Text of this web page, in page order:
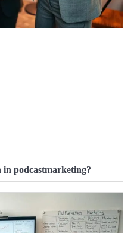
podcastmarketing?